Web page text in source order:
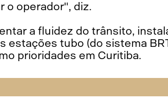
o operador", diz.
a fluidez do trânsito,
estações tubo (do sistema
prioridades em Curitiba.